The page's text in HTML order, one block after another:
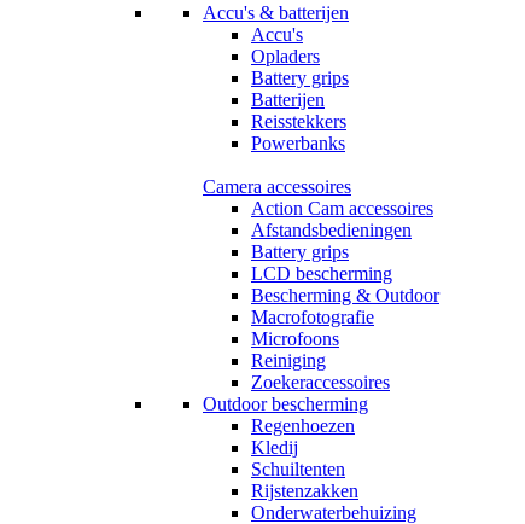
Accu's & batterijen
Accu's
Opladers
Battery grips
Batterijen
Reisstekkers
Powerbanks
Camera accessoires
Action Cam accessoires
Afstandsbedieningen
Battery grips
LCD bescherming
Bescherming & Outdoor
Macrofotografie
Microfoons
Reiniging
Zoekeraccessoires
Outdoor bescherming
Regenhoezen
Kledij
Schuiltenten
Rijstenzakken
Onderwaterbehuizing